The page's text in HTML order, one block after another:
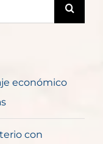
económico
con